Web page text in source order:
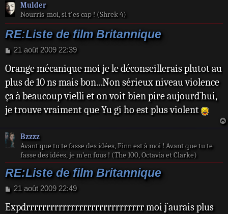
Mulder
Nourris-moi, si t'es cap ! (Shrek 4)
RE:Liste de film Britannique
M
s
s
a
g
21 août 2009 22:39
Orange mécanique moi je le déconseillerais plutot au
plus de 10 ns mais bon...Non sérieux niveau violence
ça à beaucoup vielli et on voit bien pire aujourd`hui,
je trouve vraiment que Yu gi ho est plus violent
Bzzzz
Avant que tu te fasse des idées, Finn est à moi ! Avant que tu te
fasse des idées, je m’en fous ! (The 100, Octavia et Clarke)
RE:Liste de film Britannique
M
s
21 août 2009 22:49
Expdrrrrrrrrrrrrrrrrrrrrrrrrrrrrr moi j`aurais plus